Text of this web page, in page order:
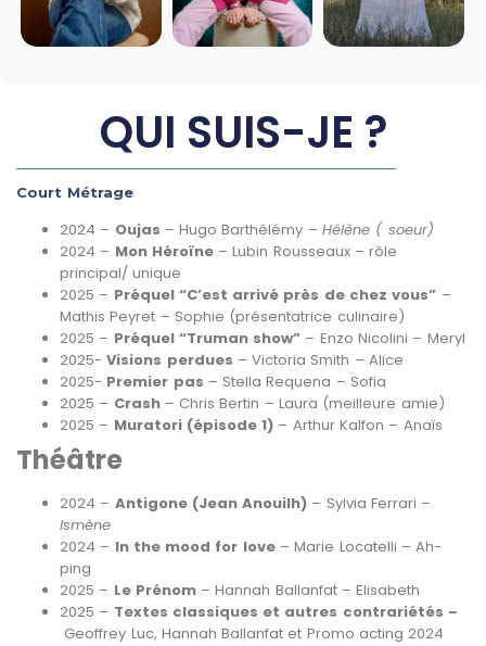
QUI SUIS-JE ?
Court Métrage
2024 – Oujas – Hugo Barthélémy –Hélène ( soeur)
2024 – Mon Héroïne – Lubin Rousseaux – rôle
principal/ unique
2025 – Préquel “C’est arrivé près de chez vous” –
Mathis Peyret – Sophie (présentatrice culinaire)
2025 – Préquel “Truman show” – Enzo Nicolini – Meryl
2025-Visions perdues – Victoria Smith – Alice
2025- Premier pas – Stella Requena – Sofia
2025 – Crash– Chris Bertin – Laura (meilleure amie)
2025 – Muratori (épisode 1) – Arthur Kalfon – Anaïs
Théâtre
2024 – Antigone (Jean Anouilh) – Sylvia Ferrari –
Ismène
2024 – In the mood for love – Marie Locatelli – Ah-
ping
2025 – Le Prénom – Hannah Ballanfat – Elisabeth
2025 – Textes classiques et autres contrariétés –
Geoffrey Luc, Hannah Ballanfat et Promo acting 2024